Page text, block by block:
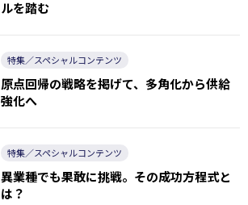
ルを踏む
特集／スペシャルコンテンツ
原点回帰の戦略を掲げて、多角化から供給
強化へ
特集／スペシャルコンテンツ
異業種でも果敢に挑戦。その成功方程式と
は？